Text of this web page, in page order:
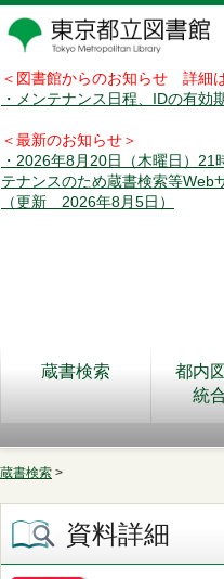
＜図書館からのお知らせ 詳細
・メンテナンス日程、IDの有
＜最新のお知らせ＞
・2026年8月20日（木曜日）
テナンスのため蔵書検索等Web
（更新 2026年8月5日）
蔵書検索
都内
統
蔵書検索 >
資料詳細